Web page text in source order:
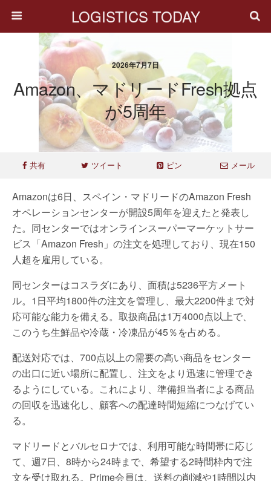
LOGISTICS TODAY
2026年7月7日
Amazon、マドリードFresh拠点
が5周年
共有 ツイート ピン メール
Amazonは6日、スペイン・マドリードのAmazon Fresh
オペレーションセンターが開設5周年を迎えたと発表し
た。同センターではオンラインスーパーマーケットサー
ビス「Amazon Fresh」の注文を処理しており、現在150
人超を雇用している。
同センターはコスラダにあり、面積は5236平方メート
ル。1日平均1800件の注文を管理し、最大2200件まで対
応可能な能力を備える。取扱商品は1万4000点以上で、
このうち生鮮品や冷蔵・冷凍品が45％を占める。
配送対応では、700点以上の需要の高い商品をセンター
の出口に近い場所に配置し、注文をより迅速に管理でき
るようにしている。これにより、準備担当者による商品
の回収を迅速化し、顧客への配達時間短縮につなげてい
る。
マドリードとバルセロナでは、利用可能な時間帯に応じ
て、週7日、8時から24時まで、希望する2時間枠内で注
文を受け取れる。Prime会員は、送料の削減や1時間以内